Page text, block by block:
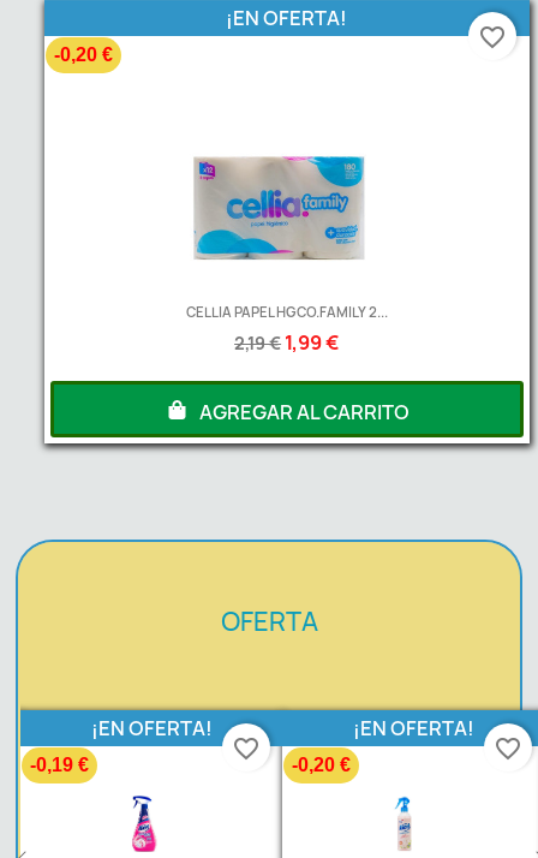
CELLIA PAPEL HGCO.FAMILY 2...
2,19 € 1,99 €
¡EN OFERTA!
-0,20 €
AGREGAR AL CARRITO
favorite_border
OFERTA
¡EN OFERTA!
-0,19 €
favorite_border
¡EN OFERTA!
-0,20 €
favorite_border